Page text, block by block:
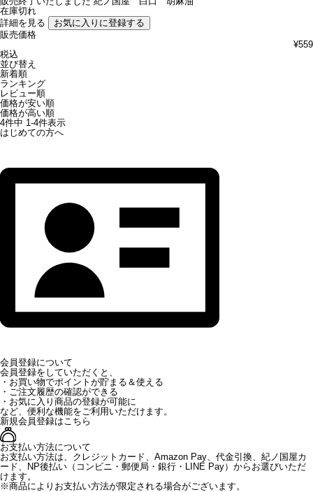
在庫切れ
詳細を見る
お気に入りに登録する
販売価格
¥559
税込
並び替え
新着順
ランキング
レビュー順
価格が安い順
価格が高い順
4件中 1 -4件表示
はじめての方へ
会員登録について
会員登録をしていただくと、
・お買い物でポイントが貯まる＆使える
・ご注文履歴の確認ができる
・お気に入り商品の登録が可能に
など、便利な機能をご利用いただけます。
新規会員登録はこちら
お支払い方法について
お支払い方法は、クレジットカード、Amazon Pay、代金引換、紀ノ国屋カ
ード、NP後払い（コンビニ・郵便局・銀行・LINE Pay）からお選びいただ
けます。
※商品によりお支払い方法が限定される場合がございます。